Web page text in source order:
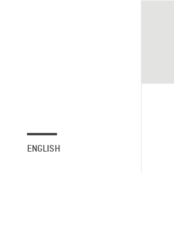
ENGLISH